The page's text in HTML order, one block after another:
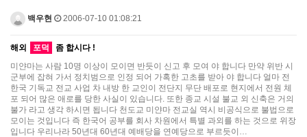
백우현 2006-07-10 01:08:21
해외 포덕
좀 합시다 !
미얀마는 사람 10명 이상이 모이면 반듯이 신고 후 모여 야 합니다 만약 위반 시
군부에 잡혀 가서 정치범으로 인정 되어 가혹한 고초를 받아 야 합니다 얼마 전
한국 기독교 전교 사업 차 내방 한 교인이 전단지 무단 배포로 현지에서 전원 체
포 되어 많은 애로를 당한 사실이 있습니다. 또한 종교 시설 불교 외 신축은 거의
불가 라고 생각 하시면 됩니다 천도교 미얀마 전교실 역시 비공식으로 불법으로
모이는 것입니다 즉 한국어 공부를 회사 차원에서 특별 과외를 하는 것으로 위장
입니다 우리나라 50년대 60년대 예배당을 연예당으로 부르듯이…